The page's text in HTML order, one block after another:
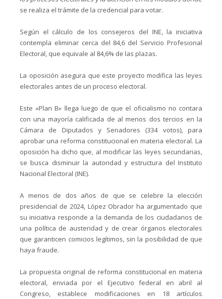
se realiza el trámite de la credencial para votar.
Según el cálculo de los consejeros del INE, la iniciativa
contempla eliminar cerca del 84,6 del Servicio Profesional
Electoral, que equivale al 84,6% de las plazas.
La oposición asegura que este proyecto modifica las leyes
electorales antes de un proceso electoral.
Este «Plan B» llega luego de que el oficialismo no contara
con una mayoría calificada de al menos dos tercios en la
Cámara de Diputados y Senadores (334 votos), para
aprobar una reforma constitucional en materia electoral. La
oposición ha dicho que, al modificar las leyes secundarias,
se busca disminuir la autoridad y estructura del Instituto
Nacional Electoral (INE).
A menos de dos años de que se celebre la elección
presidencial de 2024, López Obrador ha argumentado que
su iniciativa responde a la demanda de los ciudadanos de
una política de austeridad y de crear órganos electorales
que garanticen comicios legítimos, sin la posibilidad de que
haya fraude.
La propuesta original de reforma constitucional en materia
electoral, enviada por el Ejecutivo federal en abril al
Congreso, establece modificaciones en 18 artículos